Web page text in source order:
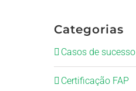
Categorias
Casos de sucesso
Certificação FAP